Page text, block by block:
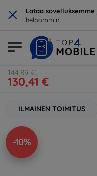
× Lataa sovelluksemme
helpommin.
144,89 €
130,41 €
ILMAINEN TOIMITUS
-10%